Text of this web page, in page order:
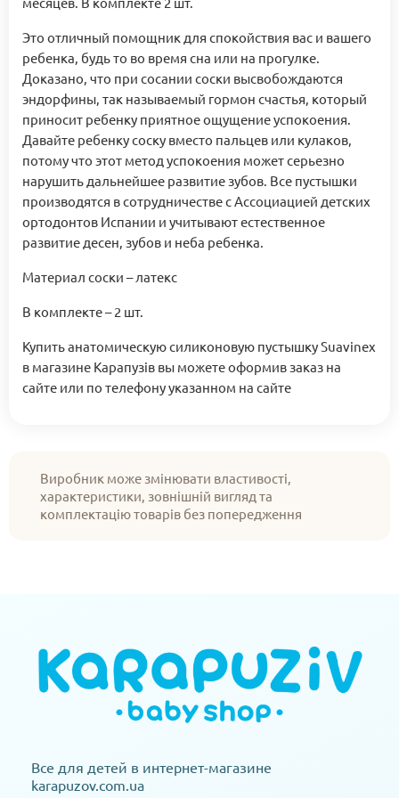
Это отличный помощник для спокойствия вас и вашего
ребенка, будь то во время сна или на прогулке.
Доказано, что при сосании соски высвобождаются
эндорфины, так называемый гормон счастья, который
приносит ребенку приятное ощущение успокоения.
Давайте ребенку соску вместо пальцев или кулаков,
потому что этот метод успокоения может серьезно
нарушить дальнейшее развитие зубов. Все пустышки
производятся в сотрудничестве с Ассоциацией детских
ортодонтов Испании и учитывают естественное
развитие десен, зубов и неба ребенка.
Материал соски – латекс
В комплекте – 2 шт.
Купить анатомическую силиконовую пустышку Suavinex
в магазине Карапузів вы можете оформив заказ на
сайте или по телефону указанном на сайте
Виробник може змінювати властивості,
характеристики, зовнішній вигляд та
комплектацію товарів без попередження
Все для детей в интернет-магазине
karapuzov.com.ua